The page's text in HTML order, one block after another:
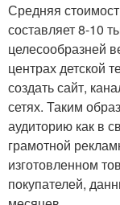
Средняя
составляет 8-10
целесообразней
центрах детской
создать сайт,
сетях. Таким
аудиторию как в
грамотной
изготовленном
покупателей,